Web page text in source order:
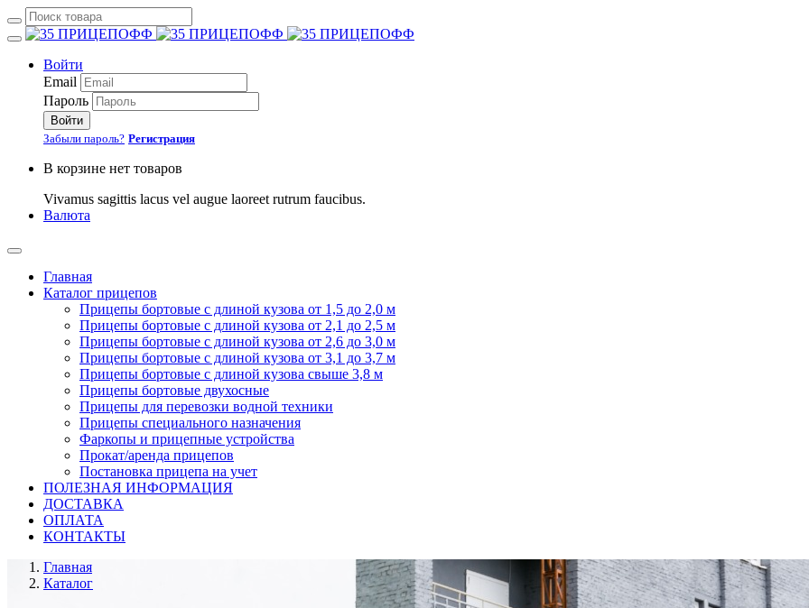
Войти
Email
Пароль
Войти
Забыли пароль? Регистрация
В корзине нет товаров
Vivamus sagittis lacus vel augue laoreet rutrum faucibus.
Валюта
Главная
Каталог прицепов
Прицепы бортовые с длиной кузова от 1,5 до 2,0 м
Прицепы бортовые с длиной кузова от 2,1 до 2,5 м
Прицепы бортовые с длиной кузова от 2,6 до 3,0 м
Прицепы бортовые с длиной кузова от 3,1 до 3,7 м
Прицепы бортовые с длиной кузова свыше 3,8 м
Прицепы бортовые двухосные
Прицепы для перевозки водной техники
Прицепы специального назначения
Фаркопы и прицепные устройства
Прокат/аренда прицепов
Постановка прицепа на учет
ПОЛЕЗНАЯ ИНФОРМАЦИЯ
ДОСТАВКА
ОПЛАТА
КОНТАКТЫ
Главная
Каталог